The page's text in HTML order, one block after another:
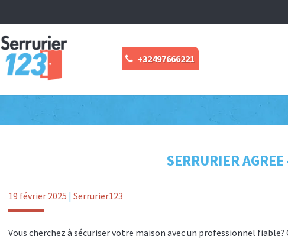
+32497666221
SERRURIER
19 février 2025 Serrurier123
Vous cherchez à sécuriser votre maison avec un professionnel